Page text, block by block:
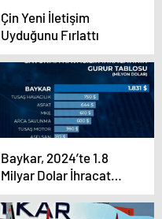
Çin Yeni İletişim
Uyduğunu Fırlattı
Baykar, 2024’te 1.8
Milyar Dolar İhracat
Yaptı